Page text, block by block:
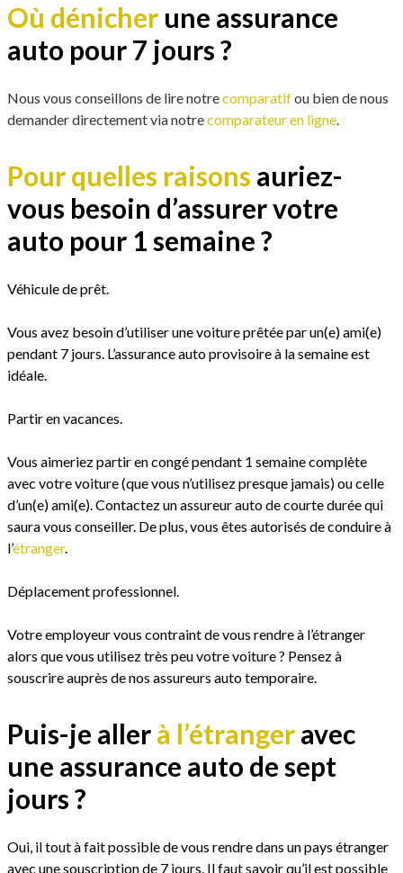
Où dénicher une assurance
auto pour 7 jours ?
Nous vous conseillons de lire notrecomparatifou bien de nous
demander directement via notrecomparateur en ligne.
Pour quelles raisons auriez-
vous besoin d’assurer votre
auto pour 1 semaine ?
Véhicule de prêt.
Vous avez besoin d’utiliser une voiture prêtée par un(e) ami(e)
pendant 7 jours. L’assurance auto provisoire à la semaine est
idéale.
Partir en vacances.
Vous aimeriez partir en congé pendant 1 semaine complète
avec votre voiture (que vous n’utilisez presque jamais) ou celle
d’un(e) ami(e). Contactez un assureur auto de courte durée qui
saura vous conseiller. De plus, vous êtes autorisés de conduire à
l’étranger.
Déplacement professionnel.
Votre employeur vous contraint de vous rendre à l’étranger
alors que vous utilisez très peu votre voiture ? Pensez à
souscrire auprès de nos assureurs auto temporaire.
Puis-je allerà l’étrangeravec
une assurance auto de sept
jours ?
Oui, il tout à fait possible de vous rendre dans un pays étranger
avec une souscription de 7 jours. Il faut savoir qu’il est possible